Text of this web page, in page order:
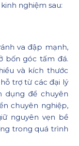
nghiệm sau:
va đập mạnh,
bốn góc tấm đá.
và kích thước
trợ từ các đại lý
dụng để chuyên
chuyên nghiệp,
nguyên vẹn bề
trong quá trình